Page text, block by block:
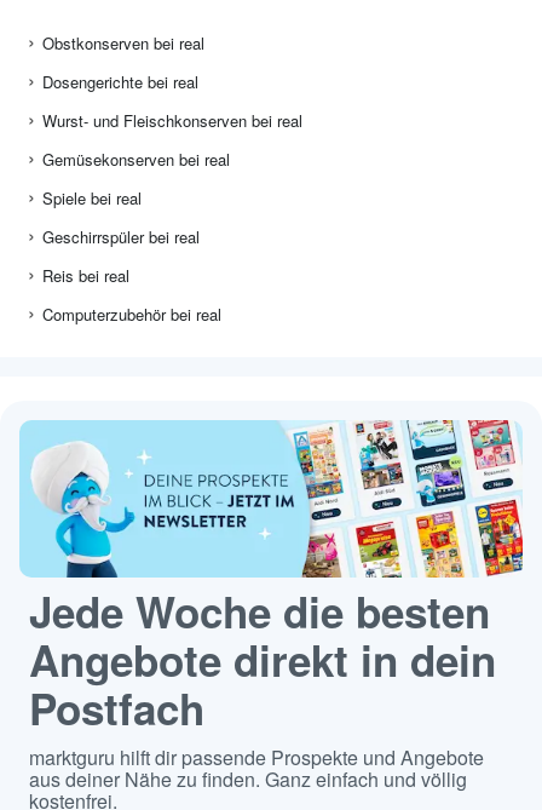
Obstkonserven bei real
Dosengerichte bei real
Wurst- und Fleischkonserven bei real
Gemüsekonserven bei real
Spiele bei real
Geschirrspüler bei real
Reis bei real
Computerzubehör bei real
Jede Woche die besten
Angebote direkt in dein
Postfach
marktguru hilft dir passende Prospekte und Angebote
aus deiner Nähe zu finden. Ganz einfach und völlig
kostenfrei.